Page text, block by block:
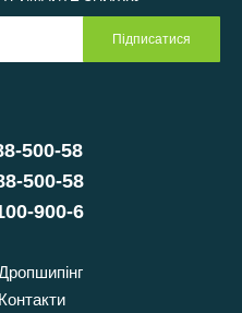
500-58
500-58
900-6
Контакти